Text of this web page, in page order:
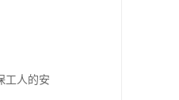
工人的安